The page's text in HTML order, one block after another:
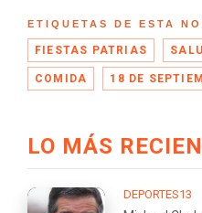
ETIQUETAS DE ESTA
FIESTAS PATRIAS
COMIDA 18 DE
LO MÁS
DEPORTES13